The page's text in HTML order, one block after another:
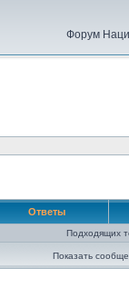
Форум
Ответы
Подходящих
Показать